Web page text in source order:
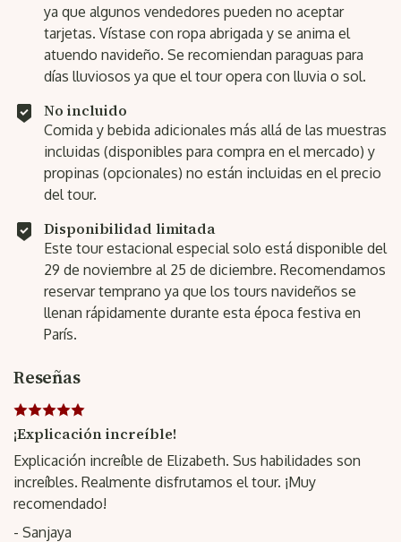
ya que algunos vendedores pueden no aceptar
tarjetas. Vístase con ropa abrigada y se anima el
atuendo navideño. Se recomiendan paraguas para
días lluviosos ya que el tour opera con lluvia o sol.
No incluido
Comida y bebida adicionales más allá de las muestras
incluidas (disponibles para compra en el mercado) y
propinas (opcionales) no están incluidas en el precio
del tour.
Disponibilidad limitada
Este tour estacional especial solo está disponible del
29 de noviembre al 25 de diciembre. Recomendamos
reservar temprano ya que los tours navideños se
llenan rápidamente durante esta época festiva en
París.
Reseñas
¡Explicación increíble!
Explicación increíble de Elizabeth. Sus habilidades son
increíbles. Realmente disfrutamos el tour. ¡Muy
recomendado!
- Sanjaya